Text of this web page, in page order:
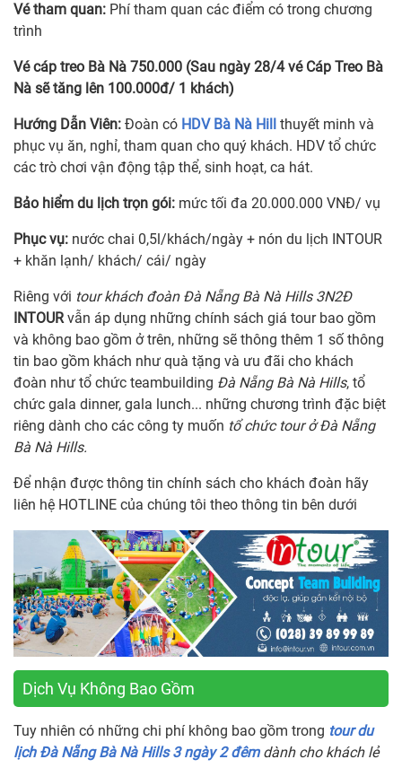
Vé tham quan: Phí tham quan các điểm có trong chương
trình
Vé cáp treo Bà Nà 750.000 (Sau ngày 28/4 vé Cáp Treo Bà
Nà sẽ tăng lên 100.000đ/ 1 khách)
Hướng Dẫn Viên: Đoàn có HDV Bà Nà Hill
thuyết minh và
phục vụ ăn, nghỉ, tham quan cho quý khách. HDV tổ chức
các trò chơi vận động tập thể, sinh hoạt, ca hát.
Bảo hiểm du lịch trọn gói: mức tối đa 20.000.000 VNĐ/ vụ
Phục vụ: nước chai 0,5l/khách/ngày + nón du lịch INTOUR
+ khăn lạnh/ khách/ cái/ ngày
Riêng với tour khách đoàn Đà Nẵng Bà Nà Hills 3N2Đ
INTOURvẫn áp dụng những chính sách giá tour bao gồm
và không bao gồm ở trên, những sẽ thông thêm 1 số thông
tin bao gồm khách như quà tặng và ưu đãi cho khách
đoàn như tổ chức teambuilding Đà Nẵng Bà Nà Hills, tổ
chức gala dinner, gala lunch... những chương trình đặc biệt
riêng dành cho các công ty muốn tổ chức tour ở Đà Nẵng
Bà Nà Hills.
Để nhận được thông tin chính sách cho khách đoàn hãy
liên hệ HOTLINE của chúng tôi theo thông tin bên dưới
Dịch Vụ Không Bao Gồm
Tuy nhiên có những chi phí không bao gồm trong tour du
lịch Đà Nẵng Bà Nà Hills 3 ngày 2 đêmdành cho khách lẻ